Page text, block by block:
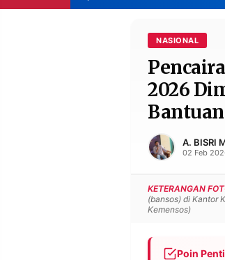
NASIONAL
2026
Bantuan
A. BISRI
02 Feb
KETERANGAN
(bansos) di Kantor
Kemensos)
Poin